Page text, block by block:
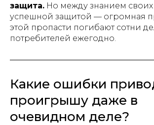
защита. Но между знанием
успешной защитой — огромная
этой пропасти погибают сотни
потребителей ежегодно.
Какие ошибки
проигрышу даже в
очевидном деле?